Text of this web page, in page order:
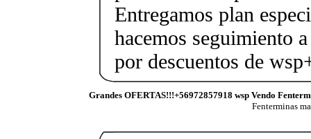
Entregamos plan
hacemos seguimiento
por descuentos de
Grandes OFERTAS!!!+56972857918 wsp Vendo
Fenterminas